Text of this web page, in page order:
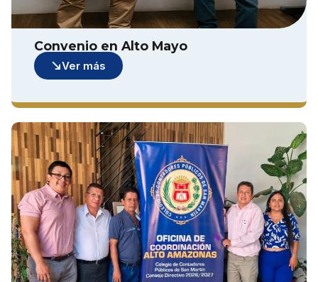
Convenio en Alto Mayo
Ver más